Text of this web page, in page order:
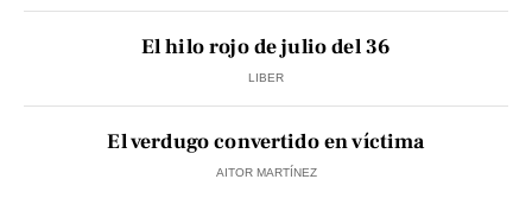
El hilo rojo de julio del 36
LIBER
El verdugo convertido en víctima
AITOR MARTÍNEZ